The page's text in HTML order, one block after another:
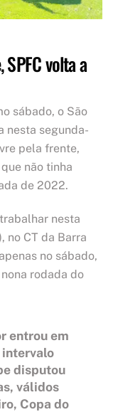
volta a
sábado, o São
nesta segunda-
pela frente,
não tinha
de 2022.
nesta
no CT da Barra
no sábado,
rodada do
entrou em
intervalo
disputou
válidos
Copa do